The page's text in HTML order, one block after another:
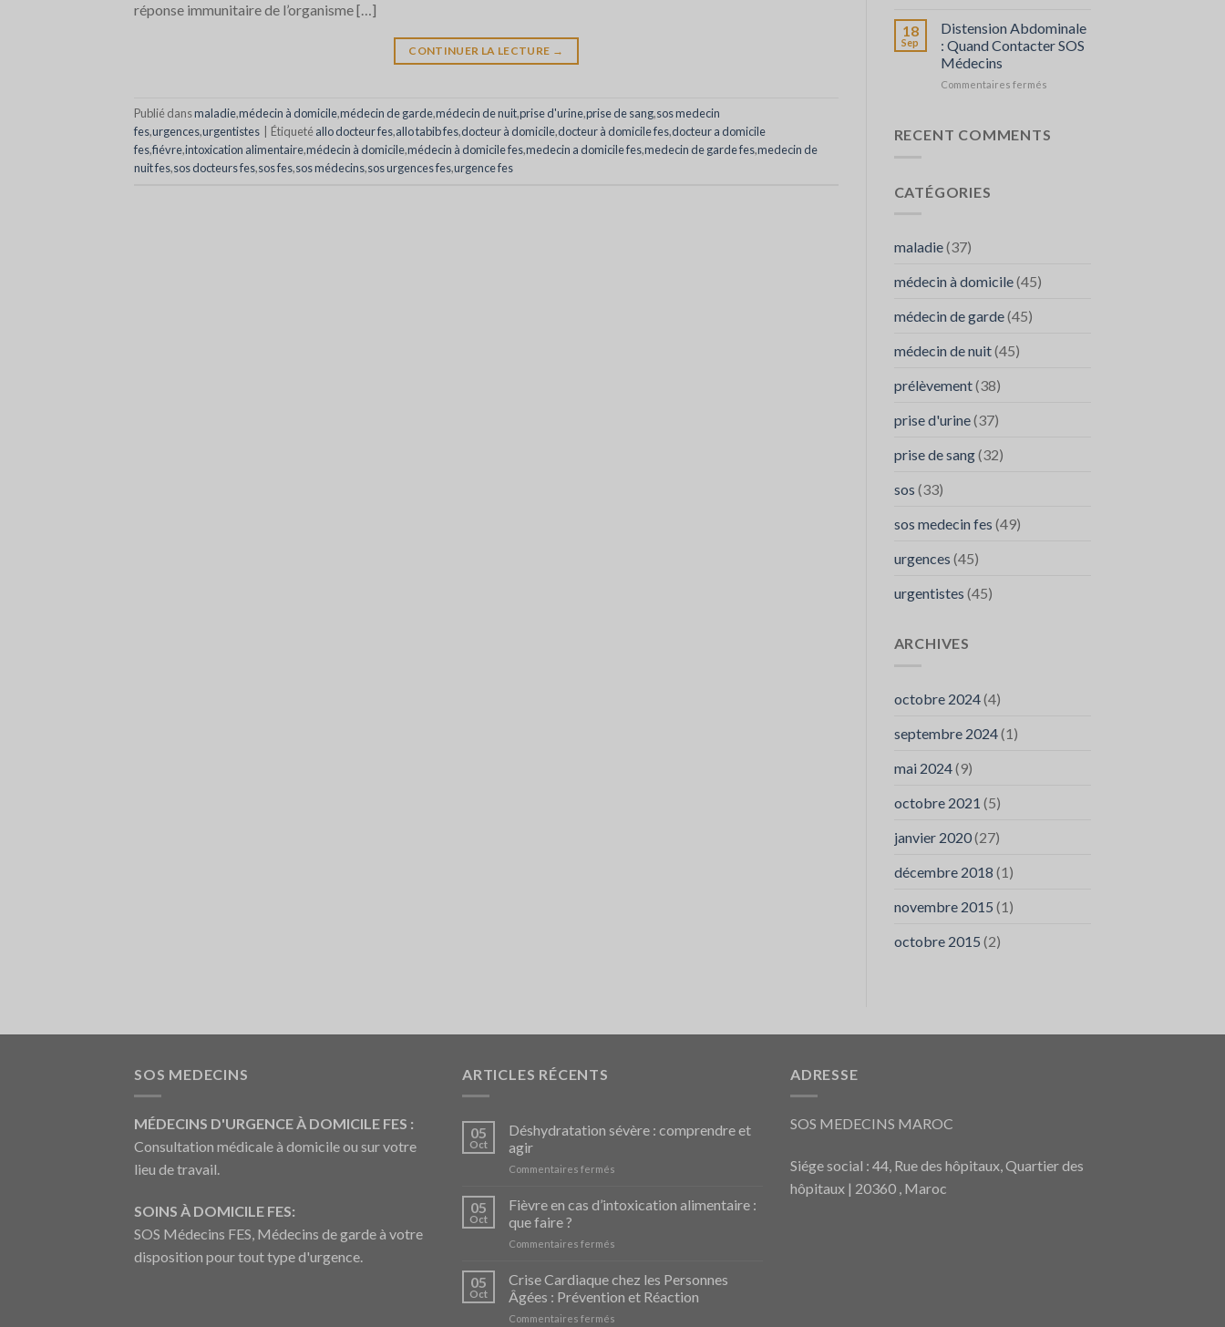
réponse immunitaire de l’organisme […]
CONTINUER LA LECTURE →
Publié dansmaladie,médecin à domicile,médecin de garde,médecin de nuit,prise d'urine,prise de sang,sos medecin
fes,urgences,urgentistes Étiquetéallo docteur fes,allo tabib fes,docteur à domicile,docteur à domicile fes,docteur a domicile
fes,fiévre,intoxication alimentaire,médecin à domicile,médecin à domicile fes,medecin a domicile fes,medecin de garde fes,medecin de
nuit fes,sos docteurs fes,sos fes,sos médecins,sos urgences fes,urgence fes
Alimentaires
Comprendre
Gérer
appel
18
Sep
Distension Abdominale
: Quand Contacter SOS
Médecins
Commentaires ferméssur
:
RECENT COMMENTS
CATÉGORIES
maladie(37)
médecin à domicile(45)
médecin de garde(45)
médecin de nuit(45)
prélèvement(38)
prise d'urine(37)
prise de sang(32)
sos (33)
sos medecin fes (49)
urgences (45)
urgentistes (45)
ARCHIVES
octobre 2024(4)
septembre 2024(1)
mai 2024(9)
octobre 2021 (5)
janvier 2020(27)
décembre 2018 (1)
novembre 2015 (1)
octobre 2015 (2)
SOS MEDECINS
MÉDECINS D'URGENCE À DOMICILE FES :
Consultation médicale à domicile ou sur votre
lieu de travail.
SOINS À DOMICILE FES:
SOS Médecins FES, Médecins de garde à votre
disposition pour tout type d'urgence.
ARTICLES RÉCENTS
05
Oct
Déshydratation sévère : comprendre et
agir
Commentaires ferméssur
sévère
et
05
Oct
Fièvre en cas d’intoxication alimentaire :
que faire ?
Commentaires ferméssur
en
d’intoxication
alimentaire
05
Oct
Crise Cardiaque chez les Personnes
Âgées : Prévention et Réaction
Commentaires ferméssur
ADRESSE
SOS MEDECINS MAROC
Siége social : 44, Rue des hôpitaux, Quartier des
hôpitaux | 20360 , Maroc